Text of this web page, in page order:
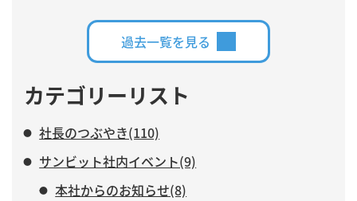
業務と、人がより力を注ぐべき仕事について紹介しま
過去一覧を見る
カテゴリーリスト
社長のつぶやき(110)
サンビット社内イベント(9)
本社からのお知らせ(8)